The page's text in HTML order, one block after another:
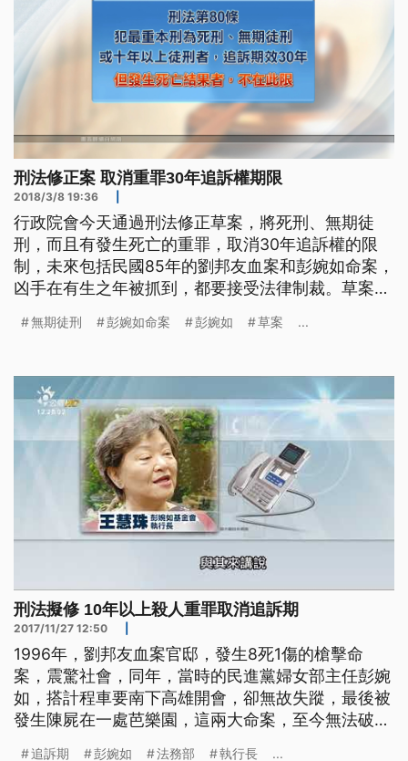
刑法修正案 取消重罪30年追訴權期限
2018/3/8 19:36
行政院會今天通過刑法修正草案，將死刑、無期徒
刑，而且有發生死亡的重罪，取消30年追訴權的限
制，未來包括民國85年的劉邦友血案和彭婉如命案，
凶手在有生之年被抓到，都要接受法律制裁。草案還
國85年，前桃園縣長劉邦友官邸命案，造成8死1傷
雄，前往開會地點無故失蹤，最後被發現陳屍在一處
芭樂園。這兩大遲遲沒有偵破
無期徒刑 彭婉如命案 彭婉如 草案 ...
刑法擬修 10年以上殺人重罪取消追訴期
2017/11/27 12:50
1996年，劉邦友血案官邸，發生8死1傷的槍擊命
案，震驚社會，同年，當時的民進黨婦女部主任彭婉
如，搭計程車要南下高雄開會，卻無故失蹤，最後被
發生陳屍在一處芭樂園，這兩大命案，至今無法破
追訴期 彭婉如 法務部 執行長 ...